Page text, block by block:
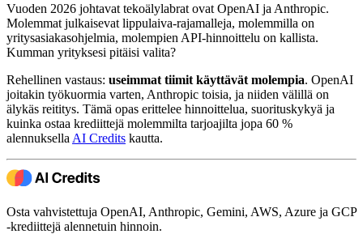
Vuoden 2026 johtavat tekoälylabrat ovat OpenAI ja Anthropic.
Molemmat julkaisevat lippulaiva-rajamalleja, molemmilla on
yritysasiakasohjelmia, molempien API-hinnoittelu on kallista.
Kumman yrityksesi pitäisi valita?
Rehellinen vastaus: useimmat tiimit käyttävät molempia. OpenAI
joitakin työkuormia varten, Anthropic toisia, ja niiden välillä on
älykäs reititys. Tämä opas erittelee hinnoittelua, suorituskykyä ja
kuinka ostaa krediittejä molemmilta tarjoajilta jopa 60 %
alennuksella AI Credits kautta.
Osta vahvistettuja OpenAI, Anthropic, Gemini, AWS, Azure ja GCP
-krediittejä alennetuin hinnoin.